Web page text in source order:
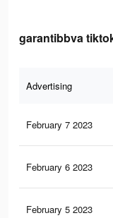
garantibbva
Advertising
February 7 2023
February 6 2023
February 5 2023